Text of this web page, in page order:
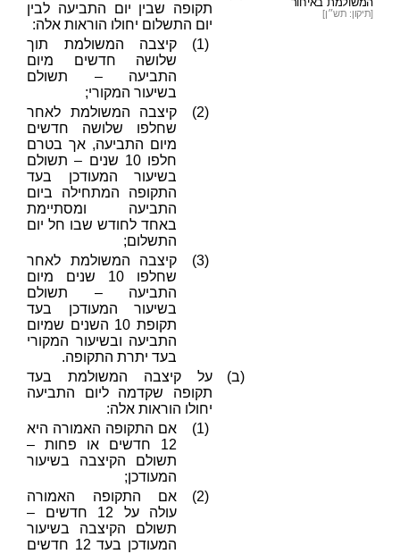
[תיקון: תש״ן]
תקופה שבין יום התביעה לבין
יום התשלום יחולו הוראות אלה:
(1)
קיצבה המשולמת תוך
שלושה חדשים מיום
התביעה – תשולם
בשיעור המקורי;
(2)
קיצבה המשולמת לאחר
שחלפו שלושה חדשים
מיום התביעה, אך בטרם
חלפו 10 שנים – תשולם
בשיעור המעודכן בעד
התקופה המתחילה ביום
התביעה ומסתיימת
באחד לחודש שבו חל יום
התשלום;
(3)
קיצבה המשולמת לאחר
שחלפו 10 שנים מיום
התביעה – תשולם
בשיעור המעודכן בעד
תקופת 10 השנים שמיום
התביעה ובשיעור המקורי
בעד יתרת התקופה.
(ב)
על קיצבה המשולמת בעד
תקופה שקדמה ליום התביעה
יחולו הוראות אלה:
(1)
אם התקופה האמורה היא
12 חדשים או פחות –
תשולם הקיצבה בשיעור
המעודכן;
(2)
אם התקופה האמורה
עולה על 12 חדשים –
תשולם הקיצבה בשיעור
המעודכן בעד 12 חדשים